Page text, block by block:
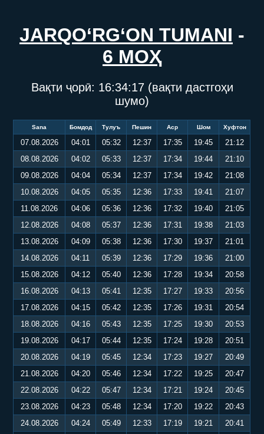
JARQO‘RG‘ON TUMANI -
6 МОҲ
Вақти ҷорӣ: 16:34:17(вақти дастгоҳи
шумо)
Sana Бомдод Тулуъ Пешин Аср Шом Хуфтон
07.08.2026 04:01 05:32 12:37 17:35 19:45
21:12
08.08.2026
04:02 05:33 12:37 17:34 19:44
21:10
09.08.2026
04:04 05:34 12:37 17:34 19:42
21:08
10.08.2026
04:05 05:35 12:36 17:33 19:41
21:07
11.08.2026
04:06 05:36 12:36 17:32 19:40
21:05
12.08.2026
04:08 05:37 12:36 17:31 19:38
21:03
13.08.2026
04:09 05:38 12:36 17:30 19:37
21:01
14.08.2026
04:11 05:39 12:36 17:29 19:36
21:00
15.08.2026
04:12 05:40 12:36 17:28 19:34
20:58
16.08.2026
04:13 05:41 12:35 17:27 19:33
20:56
17.08.2026
04:15 05:42 12:35 17:26 19:31
20:54
18.08.2026
04:16 05:43 12:35 17:25 19:30
20:53
19.08.2026
04:17 05:44 12:35 17:24 19:28
20:51
20.08.2026
04:19 05:45 12:34 17:23 19:27
20:49
21.08.2026
04:20 05:46 12:34 17:22 19:25
20:47
22.08.2026
04:22 05:47 12:34 17:21 19:24
20:45
23.08.2026
04:23 05:48 12:34 17:20 19:22
20:43
24.08.2026
04:24 05:49 12:33 17:19 19:21
20:41